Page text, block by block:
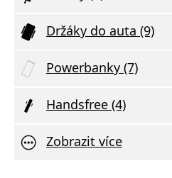
Držáky do auta (9)
Powerbanky (7)
Handsfree (4)
Zobrazit více